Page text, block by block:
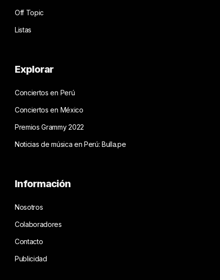
Off Topic
Listas
Explorar
Conciertos en Perú
Conciertos en México
Premios Grammy 2022
Noticias de música en Perú: Bulla.pe
Información
Nosotros
Colaboradores
Contacto
Publicidad